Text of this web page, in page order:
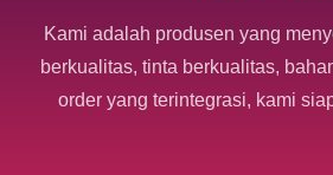
Kami adalah produsen yang
berkualitas, tinta berkualitas,
order yang terintegrasi, kami